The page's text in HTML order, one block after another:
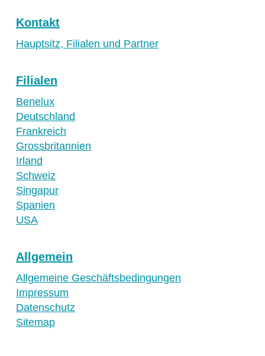
Kontakt
Hauptsitz, Filialen und Partner
Filialen
Benelux
Deutschland
Frankreich
Grossbritannien
Irland
Schweiz
Singapur
Spanien
USA
Allgemein
Allgemeine Geschäftsbedingungen
Impressum
Datenschutz
Sitemap